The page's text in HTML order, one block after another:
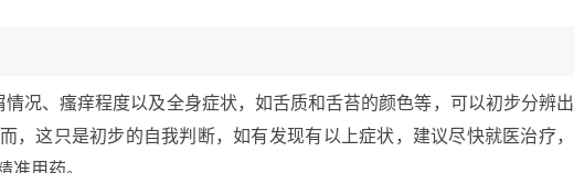
况、瘙痒程度以及全身症状，如舌质和舌苔的颜色等，可以初步分辨出
，这只是初步的自我判断，如有发现有以上症状，建议尽快就医治疗，
准用药。